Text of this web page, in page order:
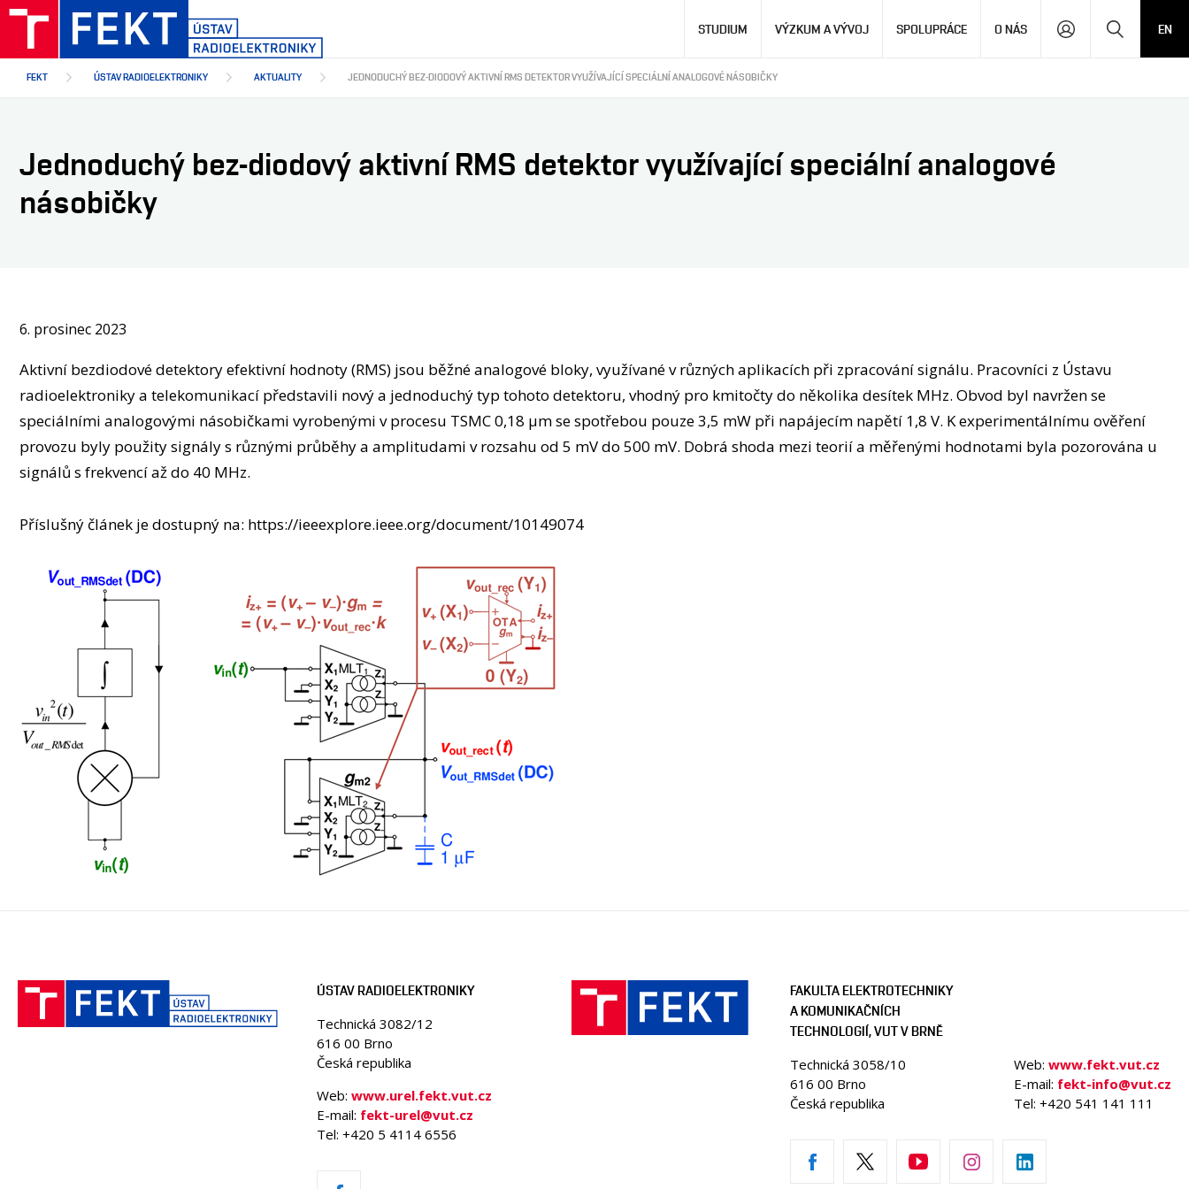
Přejít
hlavnímu
STUDIUM VÝZKUM A VÝVOJ SPOLUPRÁCE O NÁS EN
FEKT ÚSTAV RADIOELEKTRONIKY AKTUALITY JEDNODUCHÝ BEZ-DIODOVÝ AKTIVNÍ RMS DETEKTOR VYUŽÍVAJÍCÍ SPECIÁLNÍ ANALOGOVÉ NÁSOBIČKY
Jednoduchý bez-diodový aktivní RMS detektor využívající speciální analogové
násobičky
6. prosinec 2023
Aktivní bezdiodové detektory efektivní hodnoty (RMS) jsou běžné analogové bloky, využívané v různých aplikacích při zpracování signálu. Pracovníci z Ústavu
radioelektroniky a telekomunikací představili nový a jednoduchý typ tohoto detektoru, vhodný pro kmitočty do několika desítek MHz. Obvod byl navržen se
speciálními analogovými násobičkami vyrobenými v procesu TSMC 0,18 μm se spotřebou pouze 3,5 mW při napájecím napětí 1,8 V. K experimentálnímu ověření
provozu byly použity signály s různými průběhy a amplitudami v rozsahu od 5 mV do 500 mV. Dobrá shoda mezi teorií a měřenými hodnotami byla pozorována u
signálů s frekvencí až do 40 MHz.
Příslušný článek je dostupný na: https://ieeexplore.ieee.org/document/10149074
ÚSTAV RADIOELEKTRONIKY
Technická 3082/12
616 00 Brno
Česká republika
Web: www.urel.fekt.vut.cz
E-mail: fekt-urel@vut.cz
Tel: +420 5 4114 6556
FAKULTA ELEKTROTECHNIKY
A KOMUNIKAČNÍCH
TECHNOLOGIÍ, VUT V BRNĚ
Technická 3058/10
616 00 Brno
Česká republika
Web: www.fekt.vut.cz
E-mail: fekt-info@vut.cz
Tel: +420 541 141 111